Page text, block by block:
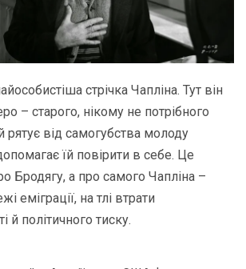
стрічка Чапліна. Тут він
– старого, нікому не потрібного
рятує від самогубства молоду
їй повірити в себе. Це
Бродягу, а про самого Чапліна –
еміграції, на тлі втрати
й політичного тиску.